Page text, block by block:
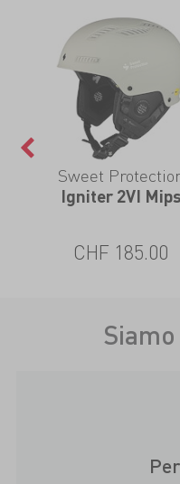
Sweet
Igniter 2VI Mips
CHF 185.00